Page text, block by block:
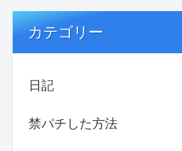
カテゴリー
日記
禁パチした方法